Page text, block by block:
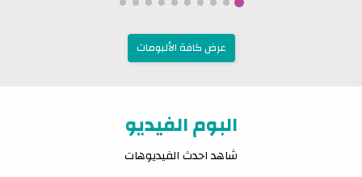
عرض كافة الألبومات
البوم الفيديو
شاهد احدث الفيديوهات